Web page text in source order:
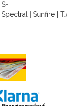
S-
Spectral Sunfire